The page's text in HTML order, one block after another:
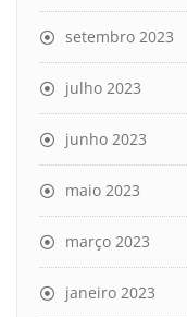
setembro 2023
julho 2023
junho 2023
maio 2023
março 2023
janeiro 2023